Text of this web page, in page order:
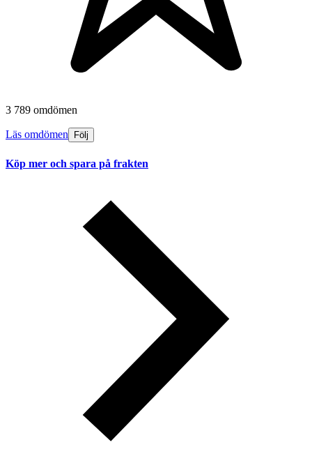
3 789 omdömen
Läs omdömen Följ
Köp mer och spara på frakten